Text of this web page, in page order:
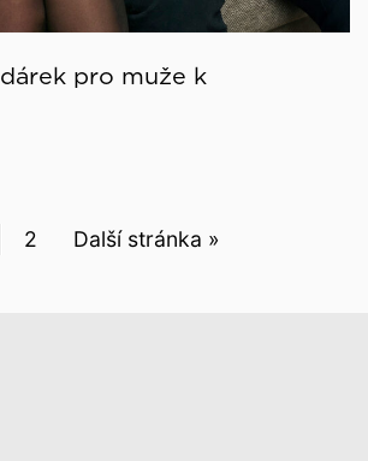
pro muže k
2 Další stránka »